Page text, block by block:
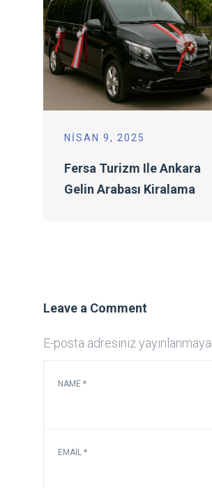
NISAN 9, 2025
Fersa Turizm Ile Ankara
Gelin Arabası Kiralama
Leave a Comment
E-posta adresiniz
NAME *
EMAIL *